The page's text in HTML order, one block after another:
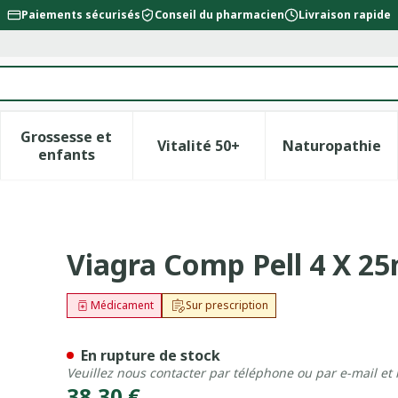
Paiements sécurisés Conseil du pharmacien Livraison rapide
catégorie Beauté, soins et hygiène
sous-menu pour la catégorie Régime, alimentation &
Grossesse et
enfants
Afficher le sous-menu pour la catégorie
Vitalité 50+Afficher le sous-menu pour
Naturopathie
Afficher
Viagra Comp Pell 4 X
Sur prescription
Médicament
En rupture de stock
Veuillez nous contacter par téléphone ou par e-mail